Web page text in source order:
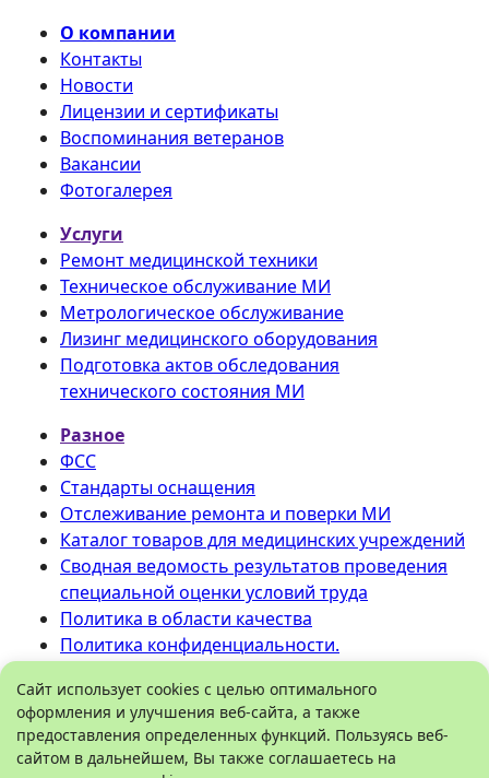
О компании
Контакты
Новости
Лицензии и сертификаты
Воспоминания ветеранов
Вакансии
Фотогалерея
Услуги
Ремонт медицинской техники
Техническое обслуживание МИ
Метрологическое обслуживание
Лизинг медицинского оборудования
Подготовка актов обследования
технического состояния МИ
Разное
ФСС
Стандарты оснащения
Отслеживание ремонта и поверки МИ
Каталог товаров для медицинских учреждений
Сводная ведомость результатов проведения
специальной оценки условий труда
Политика в области качества
Политика конфиденциальности.
©ООО «Медтехника» РБ.
Все права защищены 2026.
450096,Башкортостан, городУфа,
Рязанская улица, дом 5Схема проезда
Сайт использует cookies с целью оптимального
оформления и улучшения веб-сайта, а также
предоставления определенных функций. Пользуясь веб-
сайтом в дальнейшем, Вы также соглашаетесь на